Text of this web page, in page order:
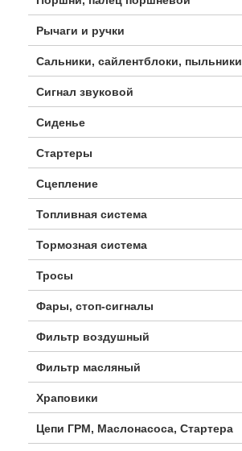
Рычаги и ручки
Сальники, сайлентблоки, пыльники
Сигнал звуковой
Сиденье
Стартеры
Сцепление
Топливная система
Тормозная система
Тросы
Фары, стоп-сигналы
Фильтр воздушный
Фильтр масляный
Храповики
Цепи ГРМ, Маслонасоса, Стартера